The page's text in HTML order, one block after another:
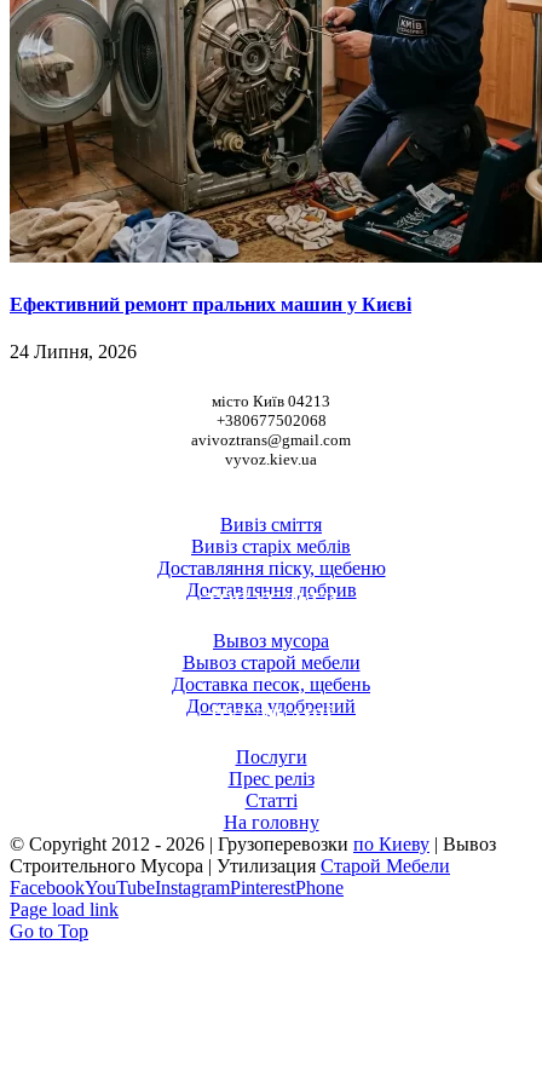
Ефективний ремонт пральних машин у Києві
24 Липня, 2026
місто Київ 04213
+380677502068
avivoztrans@gmail.com
vyvoz.kiev.ua
Вивіз сміття
Вивіз старіх меблів
Доставляння піску, щебеню
Доставляння добрив
ТОП УСЛУГИ
Вывоз мусора
Вывоз старой мебели
Доставка песок, щебень
Доставка удобрений
ПУБЛІКАЦІЇ
Послуги
Прес реліз
Статті
На головну
© Copyright 2012 - 2026 | Грузоперевозки по Киеву | Вывоз
Строительного Мусора | Утилизация Старой Мебели
FacebookYouTubeInstagramPinterestPhone
Page load link
Go to Top